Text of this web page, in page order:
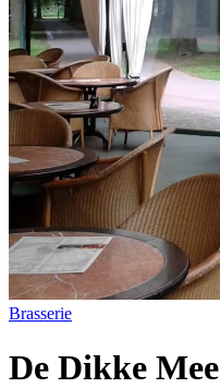
Brasserie
De Dikke Mee